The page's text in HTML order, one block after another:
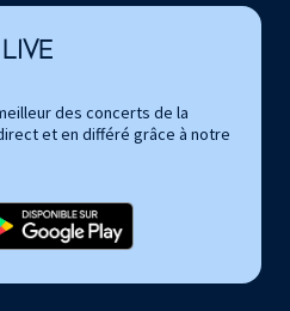
des concerts de la
et en différé grâce à notre